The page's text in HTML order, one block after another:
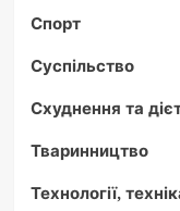
Спорт
Суспільство
Схуднення та
Тваринництво
Технології,